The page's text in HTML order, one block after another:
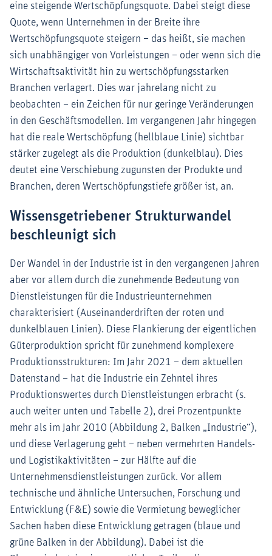
eine steigende Wertschöpfungsquote. Dabei steigt diese
Quote, wenn Unternehmen in der Breite ihre
Wertschöpfungsquote steigern – das heißt, sie machen
sich unabhängiger von Vorleistungen – oder wenn sich die
Wirtschaftsaktivität hin zu wertschöpfungsstarken
Branchen verlagert. Dies war jahrelang nicht zu
beobachten – ein Zeichen für nur geringe Veränderungen
in den Geschäftsmodellen. Im vergangenen Jahr hingegen
hat die reale Wertschöpfung (hellblaue Linie) sichtbar
stärker zugelegt als die Produktion (dunkelblau). Dies
deutet eine Verschiebung zugunsten der Produkte und
Branchen, deren Wertschöpfungstiefe größer ist, an.
Wissensgetriebener Strukturwandel
beschleunigt sich
Der Wandel in der Industrie ist in den vergangenen Jahren
aber vor allem durch die zunehmende Bedeutung von
Dienstleistungen für die Industrieunternehmen
charakterisiert (Auseinanderdriften der roten und
dunkelblauen Linien). Diese Flankierung der eigentlichen
Güterproduktion spricht für zunehmend komplexere
Produktionsstrukturen: Im Jahr 2021 – dem aktuellen
Datenstand – hat die Industrie ein Zehntel ihres
Produktionswertes durch Dienstleistungen erbracht (s.
auch weiter unten und Tabelle 2), drei Prozentpunkte
mehr als im Jahr 2010 (Abbildung 2, Balken „Industrie“),
und diese Verlagerung geht – neben vermehrten Handels-
und Logistikaktivitäten – zur Hälfte auf die
Unternehmensdienstleistungen zurück. Vor allem
technische und ähnliche Untersuchen, Forschung und
Entwicklung (F&E) sowie die Vermietung beweglicher
Sachen haben diese Entwicklung getragen (blaue und
grüne Balken in der Abbildung). Dabei ist die